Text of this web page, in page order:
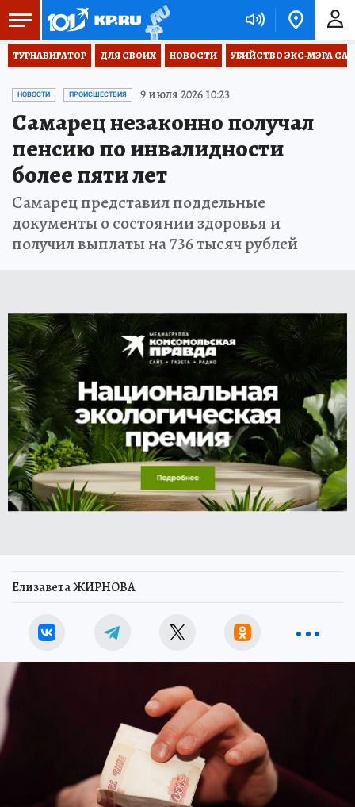
ТУРНАВИГАТОР ДЛЯ СВОИХ НОВОСТИ УБИЙСТВО ЭКС-МЭРА
НОВОСТИ ПРОИСШЕСТВИЯ 9 июля 2026 10:23
Самарец незаконно получал
пенсию по инвалидности
более пяти лет
Самарец представил поддельные
документы о состоянии здоровья и
получил выплаты на 736 тысяч рублей
Елизавета ЖИРНОВА